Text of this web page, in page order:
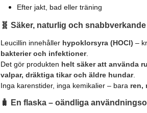
Efter jakt, bad eller träning
🧬Säker, naturlig och snabbverkande
Leucillin innehåller hypoklorsyra (HOCl) –
bakterier och infektioner.
Det gör produkten helt säker att använda
valpar, dräktiga tikar och äldre hundar.
Inga karenstider, inga kemikalier – bara ren,
🧳 En flaska – oändliga